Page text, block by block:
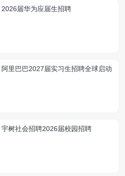
2026届华为应届生招聘
阿里巴巴2027届实习生招聘全球启动
宇树社会招聘2026届校园招聘